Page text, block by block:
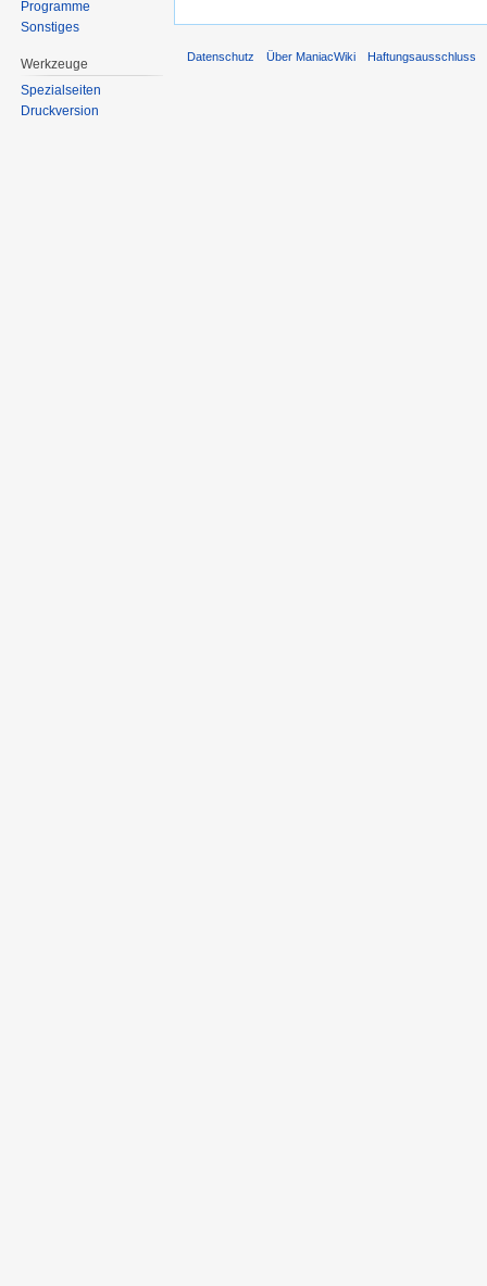
Programme
Sonstiges
Werkzeuge
Spezialseiten
Druckversion
Datenschutz Über ManiacWiki Haftungsausschluss